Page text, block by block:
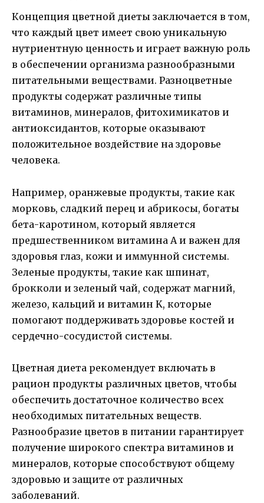
Концепция цветной диеты заключается в том,
что каждый цвет имеет свою уникальную
нутриентную ценность и играет важную роль
в обеспечении организма разнообразными
питательными веществами. Разноцветные
продукты содержат различные типы
витаминов, минералов, фитохимикатов и
антиоксидантов, которые оказывают
положительное воздействие на здоровье
человека.
Например, оранжевые продукты, такие как
морковь, сладкий перец и абрикосы, богаты
бета-каротином, который является
предшественником витамина A и важен для
здоровья глаз, кожи и иммунной системы.
Зеленые продукты, такие как шпинат,
брокколи и зеленый чай, содержат магний,
железо, кальций и витамин K, которые
помогают поддерживать здоровье костей и
сердечно-сосудистой системы.
Цветная диета рекомендует включать в
рацион продукты различных цветов, чтобы
обеспечить достаточное количество всех
необходимых питательных веществ.
Разнообразие цветов в питании гарантирует
получение широкого спектра витаминов и
минералов, которые способствуют общему
здоровью и защите от различных
заболеваний.